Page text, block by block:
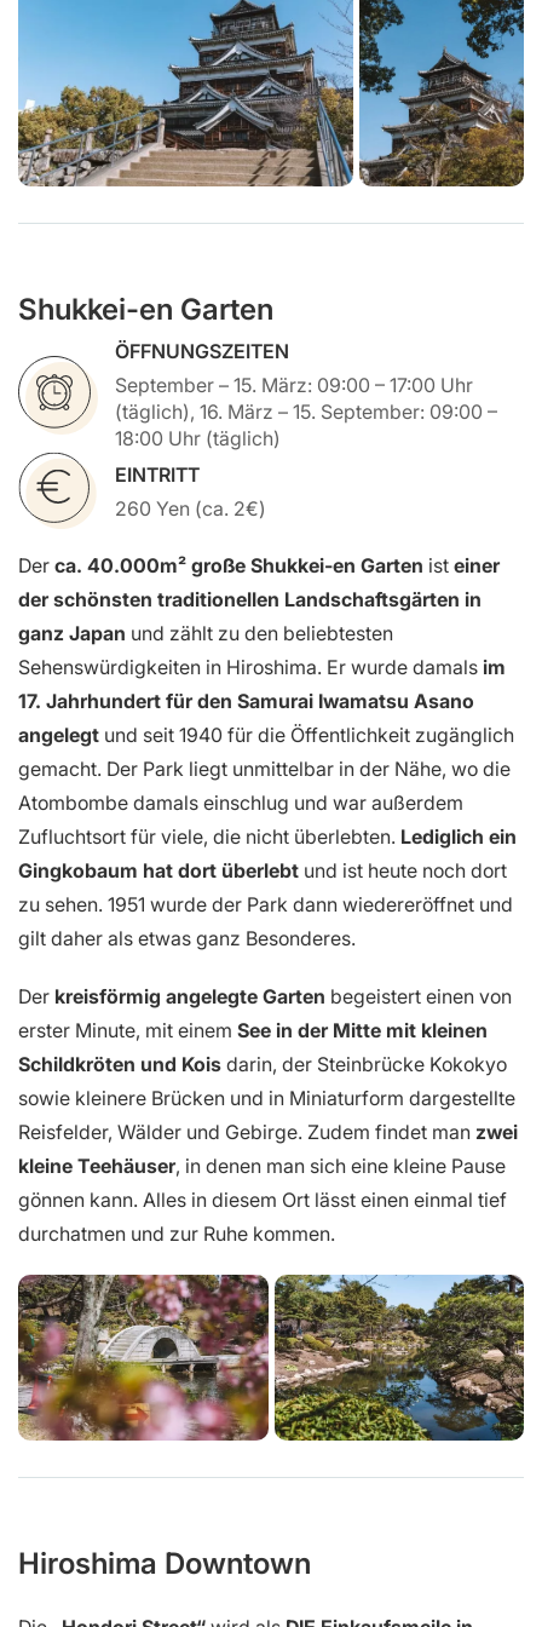
Shukkei-en Garten
ÖFFNUNGSZEITEN
September – 15. März: 09:00 – 17:00 Uhr
(täglich), 16. März – 15. September: 09:00 –
18:00 Uhr (täglich)
EINTRITT
260 Yen (ca. 2€)
Der ca. 40.000m² große Shukkei-en Garten ist einer
der schönsten traditionellen Landschaftsgärten in
ganz Japan und zählt zu den beliebtesten
Sehenswürdigkeiten in Hiroshima. Er wurde damals im
17. Jahrhundert für den Samurai Iwamatsu Asano
angelegt und seit 1940 für die Öffentlichkeit zugänglich
gemacht. Der Park liegt unmittelbar in der Nähe, wo die
Atombombe damals einschlug und war außerdem
Zufluchtsort für viele, die nicht überlebten. Lediglich ein
Gingkobaum hat dort überlebt und ist heute noch dort
zu sehen. 1951 wurde der Park dann wiedereröffnet und
gilt daher als etwas ganz Besonderes.
Der kreisförmig angelegte Garten begeistert einen von
erster Minute, mit einem See in der Mitte mit kleinen
Schildkröten und Kois darin, der Steinbrücke Kokokyo
sowie kleinere Brücken und in Miniaturform dargestellte
Reisfelder, Wälder und Gebirge. Zudem findet man zwei
kleine Teehäuser, in denen man sich eine kleine Pause
gönnen kann. Alles in diesem Ort lässt einen einmal tief
durchatmen und zur Ruhe kommen.
Hiroshima Downtown